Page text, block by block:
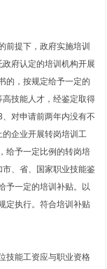
前提下，政府实施培训
府认定的培训机构开展
的，按规定给予一定的
技能人才，经鉴定取得
对申请前两年内没有不
企业开展转岗培训工
给予一定比例的转岗培
、省、国家职业技能鉴
予一定的培训补贴。以
定执行。符合培训补贴
技能工资应与职业资格